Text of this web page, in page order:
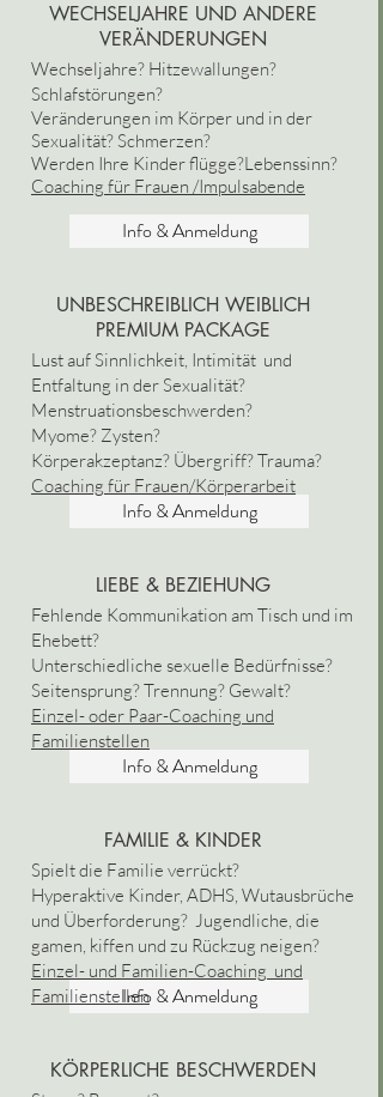
Info & Anmeldung
WECHSELJAHRE UND ANDERE
VERÄNDERUNGEN
Wechseljahre? Hitzewallungen?
Schlafstörungen?
Veränderungen im Körper und in der
Sexualität? Schmerzen?
Werden Ihre Kinder flügge?Lebenssinn?
Coaching für Frauen /Impulsabende
Info & Anmeldung
UNBESCHREIBLICH WEIBLICH
PREMIUM PACKAGE
Lust auf Sinnlichkeit, Intimität und
Entfaltung in der Sexualität?
Menstruationsbeschwerden?
Myome? Zysten?
Körperakzeptanz? Übergriff? Trauma?
Coaching für Frauen/Körperarbeit
Info & Anmeldung
LIEBE & BEZIEHUNG
Fehlende Kommunikation am Tisch und im
Ehebett?
Unterschiedliche sexuelle Bedürfnisse?
Seitensprung? Trennung? Gewalt?
Einzel- oder Paar-Coaching und
Familienstellen
Info & Anmeldung
FAMILIE & KINDER
Spielt die Familie verrückt?
Hyperaktive Kinder, ADHS, Wutausbrüche
und Überforderung? Jugendliche, die
gamen, kiffen und zu Rückzug neigen?
Einzel- und Familien-Coaching und
Familienstellen
KÖRPERLICHE BESCHWERDEN